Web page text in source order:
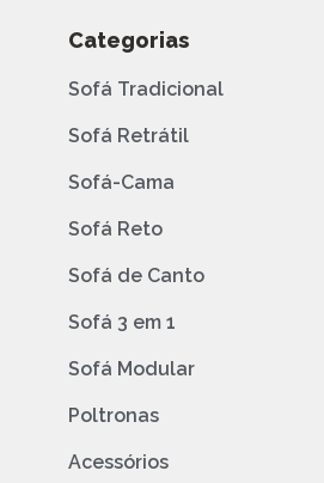
Categorias
Sofá Tradicional
Sofá Retrátil
Sofá-Cama
Sofá Reto
Sofá de Canto
Sofá 3 em 1
Sofá Modular
Poltronas
Acessórios